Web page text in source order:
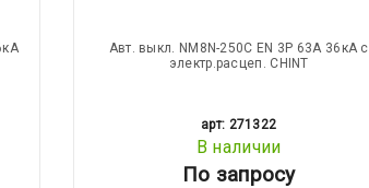
Авт. выкл. NM8N-250C EN 3Р 63А 36кА с
электр.расцеп. CHINT
арт: 271322
В наличии
По запросу